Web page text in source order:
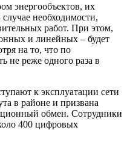
энергообъектов, их
необходимости,
работ. При этом,
и линейных – будет
на то, что по
не реже одного раза в
к эксплуатации сети
в районе и призвана
обмен. Сотрудники
400 цифровых